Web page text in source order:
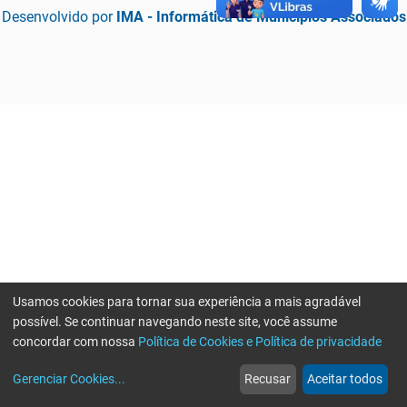
Desenvolvido por IMA - Informática de Municípios Associados
web
Notícias
more_horiz
Mais
Usamos cookies para tornar sua experiência a mais agradável
possível. Se continuar navegando neste site, você assume
concordar com nossa Política de Cookies e Política de privacidade
Gerenciar Cookies... Recusar Aceitar todos
Erro ao enviar informações, por favor tente novamente